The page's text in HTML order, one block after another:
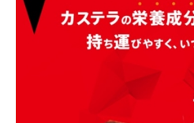
電子設計の基本と応用
エネルギーの専門メディア
建設×テクノロジーの最前線